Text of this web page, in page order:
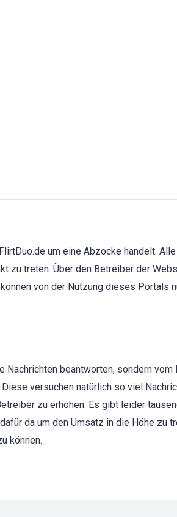
um eine Abzocke handelt.
zu treten. Über den Betreiber der
von der Nutzung dieses Portals
beantworten, sondern vom
versuchen natürlich so viel
zu erhöhen. Es gibt leider
da um den Umsatz in die Höhe zu
können.